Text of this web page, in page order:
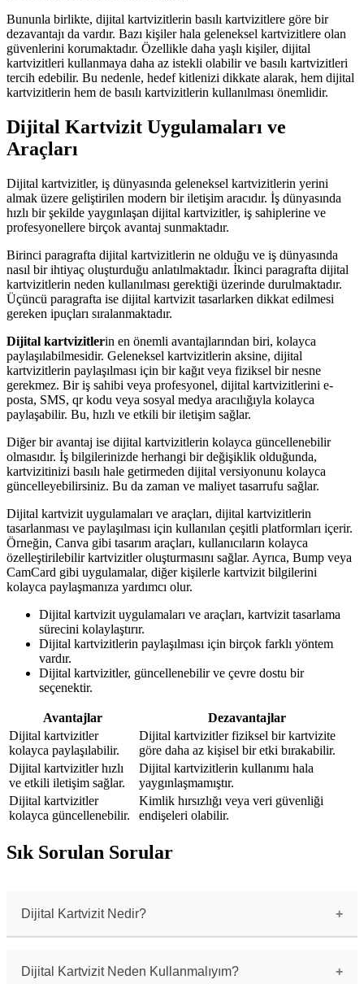
Bununla birlikte, dijital kartvizitlerin basılı kartvizitlere göre bir
dezavantajı da vardır. Bazı kişiler hala geleneksel kartvizitlere olan
güvenlerini korumaktadır. Özellikle daha yaşlı kişiler, dijital
kartvizitleri kullanmaya daha az istekli olabilir ve basılı kartvizitleri
tercih edebilir. Bu nedenle, hedef kitlenizi dikkate alarak, hem dijital
kartvizitlerin hem de basılı kartvizitlerin kullanılması önemlidir.
Dijital Kartvizit Uygulamaları ve
Araçları
Dijital kartvizitler, iş dünyasında geleneksel kartvizitlerin yerini
almak üzere geliştirilen modern bir iletişim aracıdır. İş dünyasında
hızlı bir şekilde yaygınlaşan dijital kartvizitler, iş sahiplerine ve
profesyonellere birçok avantaj sunmaktadır.
Birinci paragrafta dijital kartvizitlerin ne olduğu ve iş dünyasında
nasıl bir ihtiyaç oluşturduğu anlatılmaktadır. İkinci paragrafta dijital
kartvizitlerin neden kullanılması gerektiği üzerinde durulmaktadır.
Üçüncü paragrafta ise dijital kartvizit tasarlarken dikkat edilmesi
gereken ipuçları sıralanmaktadır.
Dijital kartvizitlerin en önemli avantajlarından biri, kolayca
paylaşılabilmesidir. Geleneksel kartvizitlerin aksine, dijital
kartvizitlerin paylaşılması için bir kağıt veya fiziksel bir nesne
gerekmez. Bir iş sahibi veya profesyonel, dijital kartvizitlerini e-
posta, SMS, qr kodu veya sosyal medya aracılığıyla kolayca
paylaşabilir. Bu, hızlı ve etkili bir iletişim sağlar.
Diğer bir avantaj ise dijital kartvizitlerin kolayca güncellenebilir
olmasıdır. İş bilgilerinizde herhangi bir değişiklik olduğunda,
kartvizitinizi basılı hale getirmeden dijital versiyonunu kolayca
güncelleyebilirsiniz. Bu da zaman ve maliyet tasarrufu sağlar.
Dijital kartvizit uygulamaları ve araçları, dijital kartvizitlerin
tasarlanması ve paylaşılması için kullanılan çeşitli platformları içerir.
Örneğin, Canva gibi tasarım araçları, kullanıcıların kolayca
özelleştirilebilir kartvizitler oluşturmasını sağlar. Ayrıca, Bump veya
CamCard gibi uygulamalar, diğer kişilerle kartvizit bilgilerini
kolayca paylaşmanıza yardımcı olur.
Dijital kartvizit uygulamaları ve araçları, kartvizit tasarlama
sürecini kolaylaştırır.
Dijital kartvizitlerin paylaşılması için birçok farklı yöntem
vardır.
Dijital kartvizitler, güncellenebilir ve çevre dostu bir
seçenektir.
Avantajlar
Dezavantajlar
Dijital kartvizitler
kolayca paylaşılabilir.
Dijital kartvizitler fiziksel bir kartvizite
göre daha az kişisel bir etki bırakabilir.
Dijital kartvizitler hızlı
ve etkili iletişim sağlar.
Dijital kartvizitlerin kullanımı hala
yaygınlaşmamıştır.
Dijital kartvizitler
kolayca güncellenebilir.
Kimlik hırsızlığı veya veri güvenliği
endişeleri olabilir.
Sık Sorulan Sorular
Dijital Kartvizit Nedir?
paylaşmak için kullanılan bir elektronik
dokümandır.
Dijital Kartvizit Neden Kullanmalıyım?